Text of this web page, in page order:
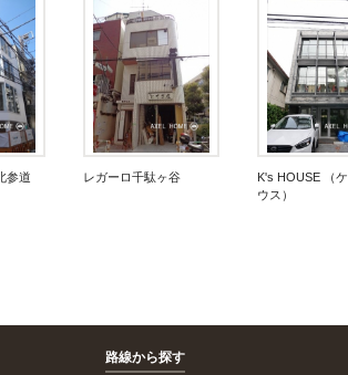
参道
レガーロ千駄ヶ谷
K's HOUSE （
ウス）
路線から探す